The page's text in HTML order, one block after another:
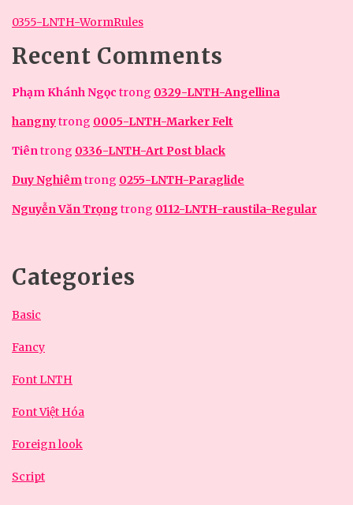
0355-LNTH-WormRules
Recent Comments
Phạm Khánh Ngọc trong 0329-LNTH-Angellina
hangnytrong 0005-LNTH-Marker Felt
Tiêntrong 0336-LNTH-Art Post black
Duy Nghiêmtrong 0255-LNTH-Paraglide
Nguyễn Văn Trọngtrong 0112-LNTH-raustila-Regular
Categories
Basic
Fancy
Font LNTH
Font Việt Hóa
Foreign look
Script